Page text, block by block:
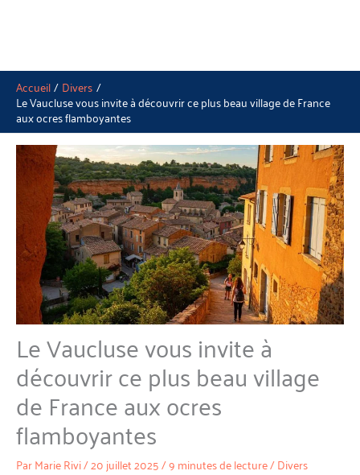
Accueil Divers
Le Vaucluse vous invite à découvrir ce plus beau village de France
aux ocres flamboyantes
Le Vaucluse vous invite à
découvrir ce plus beau village
de France aux ocres
flamboyantes
ParMarie Rivi/20 juillet 2025/9 minutes de lecture/Divers